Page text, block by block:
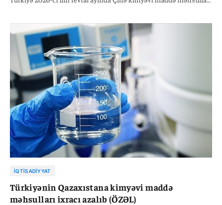
milyon 2 min 67 dollara çatdırıb. Qeyd edək ki, 2026-cı ilin fevral
ayında Türkiyənin kimyəvi maddə məhsulları ixracı ötən ilin eyni
dövrü ilə müqayisədə 6,6 faiz azalaraq, 2 milyard 322 milyon 496
min dollara bərabər olub.
İQTISADIYYAT
Türkiyənin Qazaxıstana kimyəvi maddə
məhsulları ixracı azalıb (ÖZƏL)